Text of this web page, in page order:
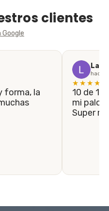
clientes
Google
forma, la
hace
★★★★★
10 de 10! En menos de 5 días llegó
mi palo
Super